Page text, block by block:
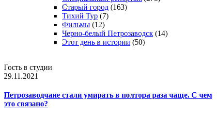
Старый город (163)
Тихий Тур (7)
Фильмы (12)
Черно-белый Петрозаводск (14)
Этот день в истории (50)
Гость в студии
29.11.2021
Петрозаводчане стали умирать в полтора раза чаще. С чем
это связано?